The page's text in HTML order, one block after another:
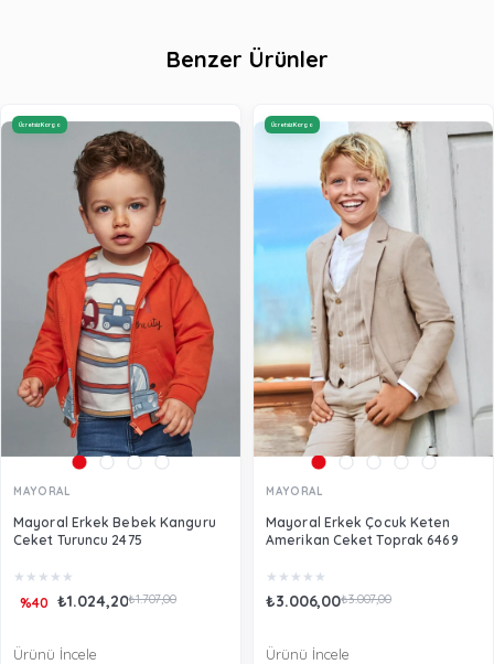
Benzer Ürünler
MAYORAL
Mayoral Erkek Bebek Kanguru
Ceket Turuncu 2475
★ ★ ★ ★ ★
₺1.024,20₺1.707,00
%40
Ürünü İncele
Ücretsiz Kargo
MAYORAL
Mayoral Erkek Çocuk Keten
Amerikan Ceket Toprak 6469
★ ★ ★ ★ ★
₺3.006,00₺3.007,00
Ürünü İncele
Ücretsiz Kargo